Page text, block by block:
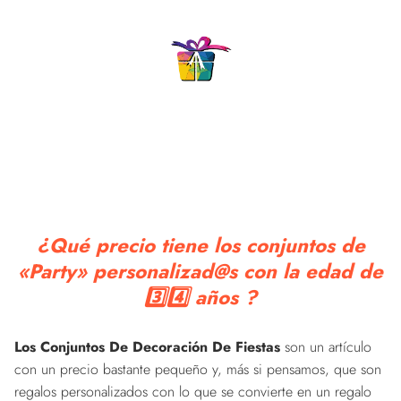
¿Qué precio tiene los conjuntos de
«Party» personalizad@s con la edad de
3️⃣4️⃣ años ?
Los Conjuntos De Decoración De Fiestas son un artículo
con un precio bastante pequeño y, más si pensamos, que son
regalos personalizados con lo que se convierte en un regalo